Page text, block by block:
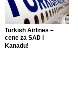
Turkish Airlines –
cene za SAD i
Kanadu!